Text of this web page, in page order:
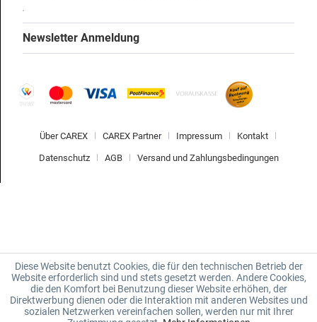
Newsletter Anmeldung
Über CAREX CAREX Partner Impressum Kontakt
Datenschutz AGB Versand und Zahlungsbedingungen
Diese Website benutzt Cookies, die für den technischen Betrieb der
Website erforderlich sind und stets gesetzt werden. Andere Cookies,
die den Komfort bei Benutzung dieser Website erhöhen, der
Direktwerbung dienen oder die Interaktion mit anderen Websites und
sozialen Netzwerken vereinfachen sollen, werden nur mit Ihrer